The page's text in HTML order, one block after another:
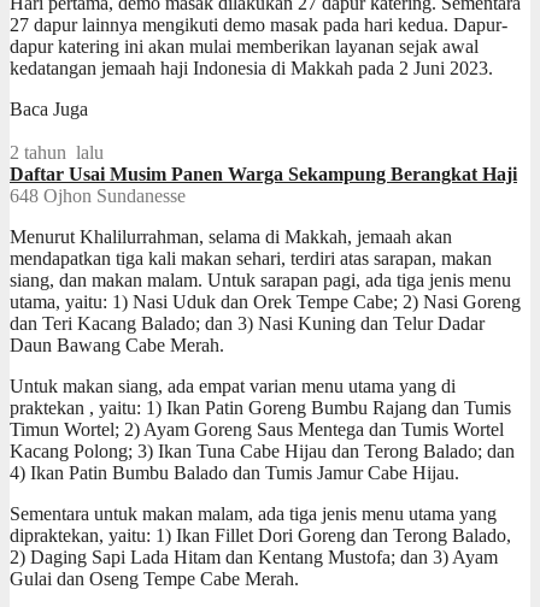
27 dapur lainnya mengikuti demo masak pada hari kedua. Dapur-
dapur katering ini akan mulai memberikan layanan sejak awal
kedatangan jemaah haji Indonesia di Makkah pada 2 Juni 2023.
Baca Juga
2 tahun lalu
Daftar Usai Musim Panen Warga Sekampung Berangkat Haji
648 Ojhon Sundanesse
Menurut Khalilurrahman, selama di Makkah, jemaah akan
mendapatkan tiga kali makan sehari, terdiri atas sarapan, makan
siang, dan makan malam. Untuk sarapan pagi, ada tiga jenis menu
utama, yaitu: 1) Nasi Uduk dan Orek Tempe Cabe; 2) Nasi Goreng
dan Teri Kacang Balado; dan 3) Nasi Kuning dan Telur Dadar
Daun Bawang Cabe Merah.
Untuk makan siang, ada empat varian menu utama yang di
praktekan , yaitu: 1) Ikan Patin Goreng Bumbu Rajang dan Tumis
Timun Wortel; 2) Ayam Goreng Saus Mentega dan Tumis Wortel
Kacang Polong; 3) Ikan Tuna Cabe Hijau dan Terong Balado; dan
4) Ikan Patin Bumbu Balado dan Tumis Jamur Cabe Hijau.
Sementara untuk makan malam, ada tiga jenis menu utama yang
dipraktekan, yaitu: 1) Ikan Fillet Dori Goreng dan Terong Balado,
2) Daging Sapi Lada Hitam dan Kentang Mustofa; dan 3) Ayam
Gulai dan Oseng Tempe Cabe Merah.